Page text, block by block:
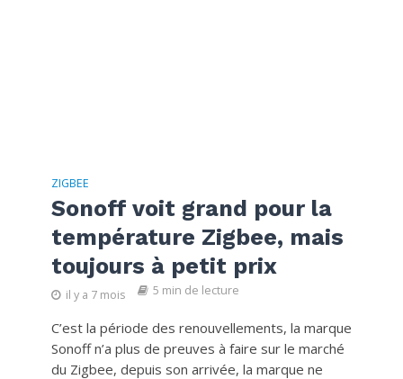
ZIGBEE
Sonoff voit grand pour la
température Zigbee, mais
toujours à petit prix
il y a 7 mois 5 min de lecture
C’est la période des renouvellements, la marque
Sonoff n’a plus de preuves à faire sur le marché
du Zigbee, depuis son arrivée, la marque ne